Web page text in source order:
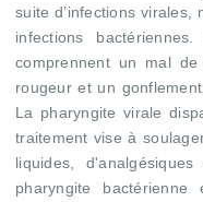
suite d’infections
infections
comprennent un mal
rougeur et un
La pharyngite virale
traitement vise à
liquides,
pharyngite